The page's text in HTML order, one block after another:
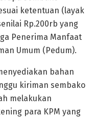
ketentuan (layak
Rp.200rb yang
Penerima Manfaat
Umum (Pedum).
bahan
kiriman sembako
melakukan
para KPM yang